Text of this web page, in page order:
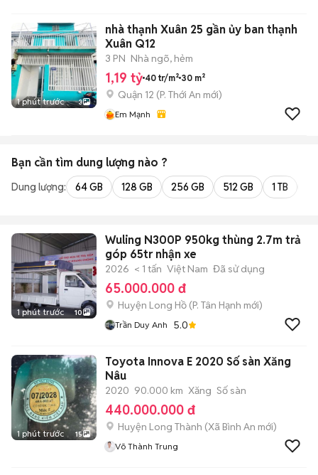
1 phút trước 3
nhà thạnh Xuân 25 gần ủy ban thạnh
Xuân Q12
3 PN Nhà ngõ, hẻm
1,19 tỷ 40 tr/m² 30 m²
Quận 12 (P. Thới An mới)
Em Mạnh
Bạn cần tìm dung lượng nào ?
Dung lượng: 64 GB 128 GB 256 GB 512 GB 1 TB
1 phút trước 10
Wuling N300P 950kg thùng 2.7m trả
góp 65tr nhận xe
2026 < 1 tấn Việt Nam Đã sử dụng
65.000.000 đ
Huyện Long Hồ (P. Tân Hạnh mới)
Trần Duy Anh 5.0
1 phút trước 15
Toyota Innova E 2020 Số sàn Xăng
Nâu
2020 90.000 km Xăng Số sàn
440.000.000 đ
Huyện Long Thành (Xã Bình An mới)
Võ Thành Trung